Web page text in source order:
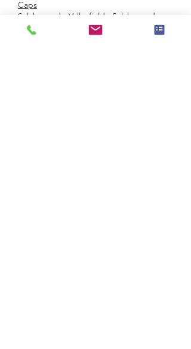
Caps
Salaberry-de-Valleyfield : Salaberry-de-
Valleyfield
Senneville :
Senneville